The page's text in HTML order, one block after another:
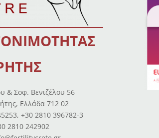
& Σοφ. Βενιζέλου 56
Ελλάδα 712 02
+30 2810 396782-3
2810 242902